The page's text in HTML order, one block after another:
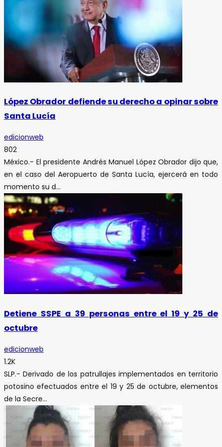
López Obrador defiende su derecho a opinar sobre
Santa Lucía
edicionweb
802
México.- El presidente Andrés Manuel López Obrador dijo que,
en el caso del Aeropuerto de Santa Lucía, ejercerá en todo
momento su d...
Detiene SSPE a 39 personas entre el 19 y 25 de
octubre
edicionweb
1.2K
SLP.- Derivado de los patrullajes implementados en territorio
potosino efectuados entre el 19 y 25 de octubre, elementos
de la Secre...